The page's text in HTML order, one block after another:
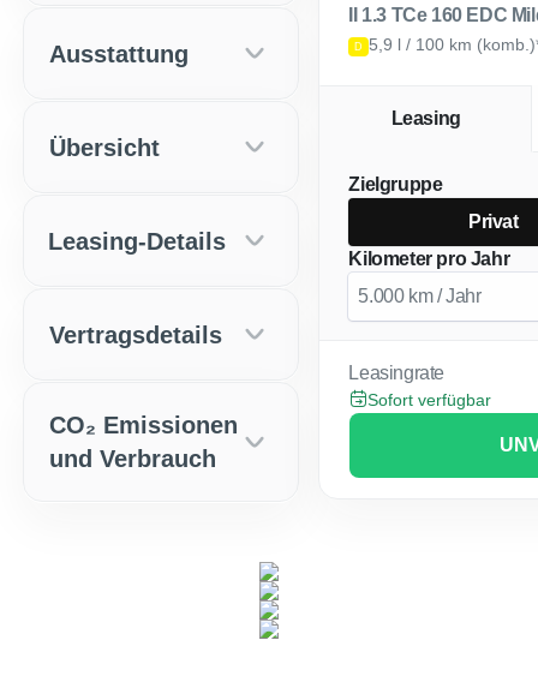
II 1.3 TCe 160 EDC
D 5,9 l / 100 km
Leasing
Zielgruppe
Privat
Kilometer pro Jahr
Leasingrate
Sofort verfügbar
Ausstattung
Übersicht
Leasing-Details
Vertragsdetails
CO₂ Emissionen
und Verbrauch